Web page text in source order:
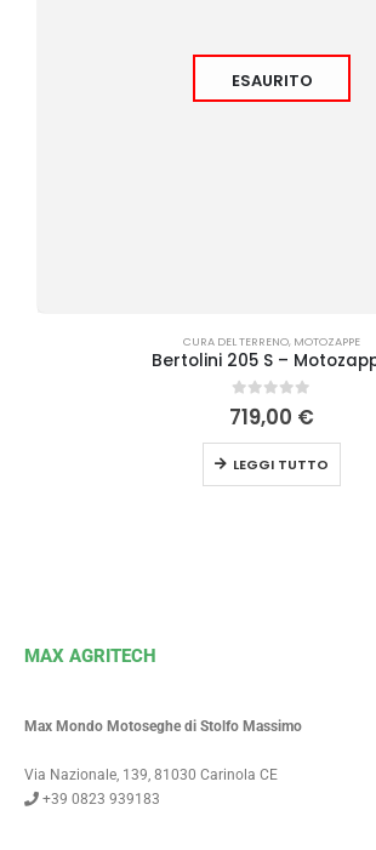
ESAURITO
CURA DEL TERRENO, MOTOZAPPE
Bertolini 205 S –
0Su 5
719,00 €
LEGGI TUTTO
MAX AGRITECH
Max Mondo Motoseghe di Stolfo Massimo
Via Nazionale, 139, 81030 Carinola CE
+39 0823 939183